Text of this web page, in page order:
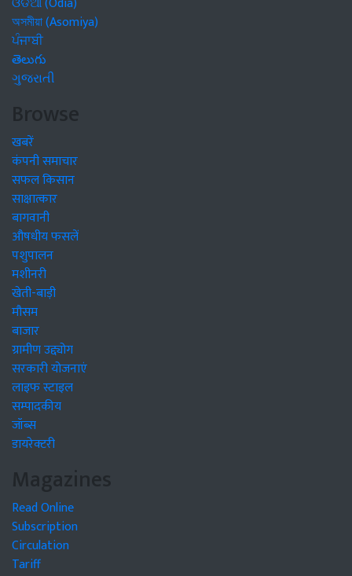
অসমীয়া (Asomiya)
ਪੰਜਾਬੀ
తెలుగు
ગુજરાતી
Browse
खबरें
कंपनी समाचार
सफल किसान
साक्षात्कार
बागवानी
औषधीय फसलें
पशुपालन
मशीनरी
खेती-बाड़ी
मौसम
बाजार
ग्रामीण उद्द्योग
सरकारी योजनाएं
लाइफ स्टाइल
सम्पादकीय
जॉब्स
डायरेक्टरी
Magazines
Read Online
Subscription
Circulation
Tariff